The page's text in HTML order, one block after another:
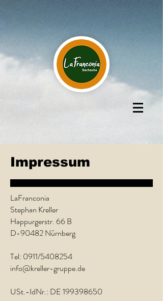
Impressum
LaFranconia
Stephan Kreller
Happurgerstr. 66 B
D-90482 Nürnberg
Tel: 0911/5408254
info@kreller-gruppe.de
USt.-IdNr.: DE199398650